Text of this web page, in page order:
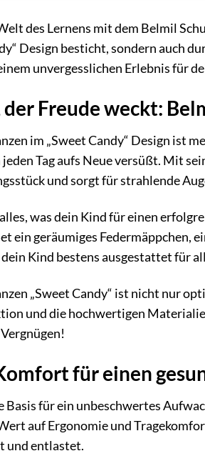
des Lernens mit dem Belmil
Design besticht, sondern auch
unvergesslichen Erlebnis für
Freude weckt:
im „Sweet Candy“ Design ist
jeden Tag aufs Neue versüßt. Mit
und sorgt für strahlende
was dein Kind für einen
ein geräumiges Federmäppchen,
Kind bestens ausgestattet für
„Sweet Candy“ ist nicht nur
und die hochwertigen
für einen
Basis für ein unbeschwertes
auf Ergonomie und
und entlastet.